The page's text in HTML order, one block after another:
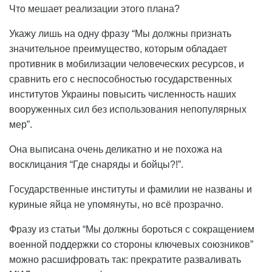
Что мешает реализации этого плана?
Укажу лишь на одну фразу “Мы должны признать
значительное преимущество, которым обладает
противник в мобилизации человеческих ресурсов, и
сравнить его с неспособностью государственных
институтов Украины повысить численность наших
вооруженных сил без использования непопулярных
мер”.
Она выписана очень деликатно и не похожа на
восклицания “Где снаряды и бойцы?!”.
Государственные институты и фамилии не названы и
куриные яйца не упомянуты, но всё прозрачно.
Фразу из статьи “Мы должны бороться с сокращением
военной поддержки со стороны ключевых союзников”
можно расшифровать так: прекратите разваливать